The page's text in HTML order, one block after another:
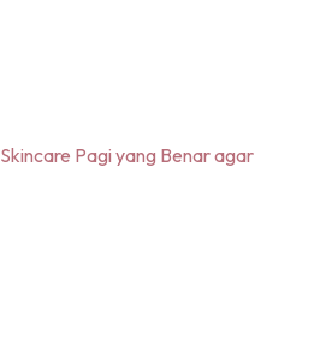
Pagi yang Benar agar